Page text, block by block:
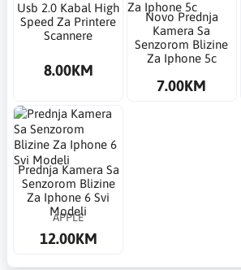
Usb 2.0 Kabal High
Speed Za Printere
Scannere
8.00KM
Novo Prednja
Kamera Sa
Senzorom Blizine
Za Iphone 5c
7.00KM
Prednja Kamera Sa
Senzorom Blizine
Za Iphone 6 Svi
Modeli
APPLE
12.00KM